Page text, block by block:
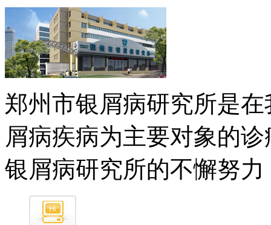
郑州市银屑病研究所是
屑病疾病为主要对象的
银屑病研究所的不懈努